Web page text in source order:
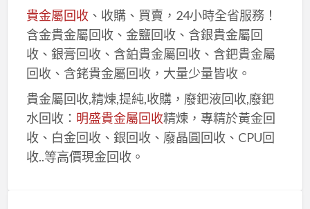
貴金屬回收、收購、買賣，24小時全省服務！
含金貴金屬回收、金鹽回收、含銀貴金屬回
收、銀膏回收、含鉑貴金屬回收、含鈀貴金屬
回收、含銠貴金屬回收，大量少量皆收。
貴金屬回收,精煉,提純,收購，廢鈀液回收,廢鈀
水回收： 明盛貴金屬回收精煉，專精於黃金回
收、白金回收、銀回收、廢晶圓回收、CPU回
收..等高價現金回收。